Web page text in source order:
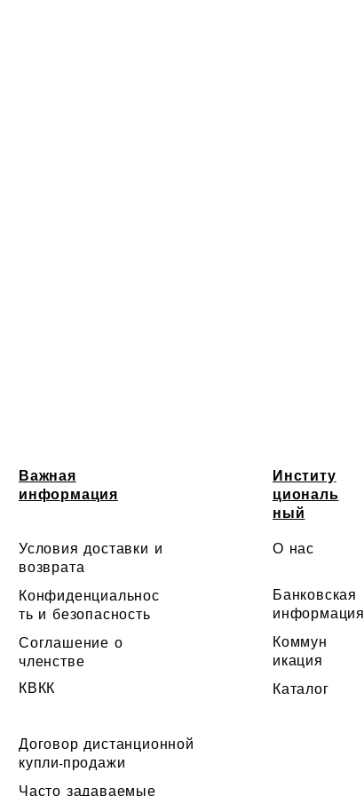
Важная
информация
Условия доставки и
возврата
Конфиденциальнос
ть и безопасность
Соглашение о
членстве
КВКК
Договор дистанционной
купли-продажи
Институ
циональ
ный
О нас
Банковская
информация
Коммун
икация
Каталог
Часто задаваемые